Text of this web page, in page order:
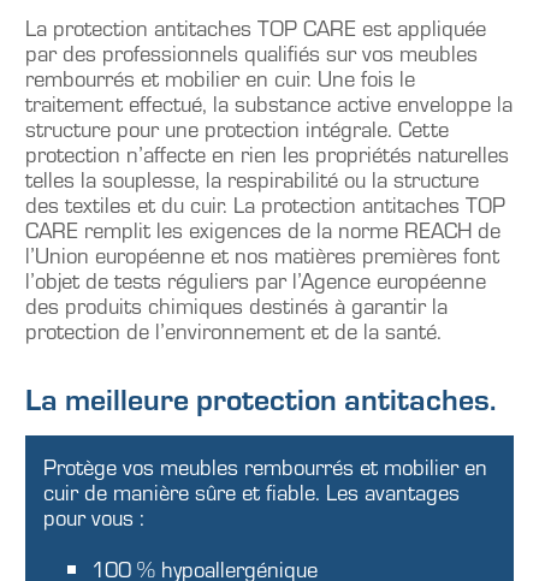
La protection antitaches TOP CARE est appliquée
par des professionnels qualifiés sur vos meubles
rembourrés et mobilier en cuir. Une fois le
traitement effectué, la substance active enveloppe la
structure pour une protection intégrale. Cette
protection n’affecte en rien les propriétés naturelles
telles la souplesse, la respirabilité ou la structure
des textiles et du cuir. La protection antitaches TOP
CARE remplit les exigences de la norme REACH de
l’Union européenne et nos matières premières font
l’objet de tests réguliers par l’Agence européenne
des produits chimiques destinés à garantir la
protection de l’environnement et de la santé.
La meilleure protection antitaches.
Protège vos meubles rembourrés et mobilier en
cuir de manière sûre et fiable. Les avantages
pour vous :
100 % hypoallergénique